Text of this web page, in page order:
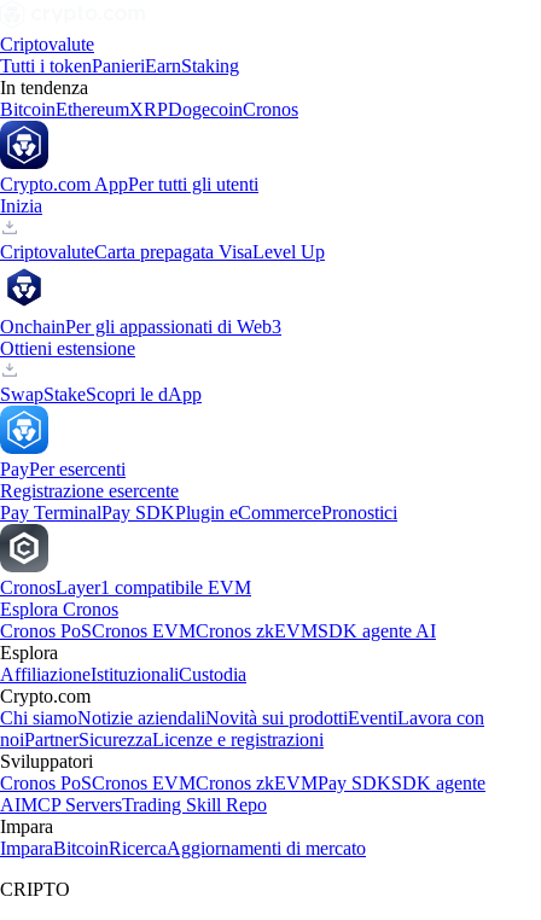
Criptovalute
Tutti i tokenPanieriEarnStaking
In tendenza
BitcoinEthereumXRPDogecoinCronos
Crypto.com AppPer tutti gli utenti
Inizia
CriptovaluteCarta prepagata VisaLevel Up
OnchainPer gli appassionati di Web3
Ottieni estensione
SwapStakeScopri le dApp
PayPer esercenti
Registrazione esercente
Pay TerminalPay SDKPlugin eCommercePronostici
CronosLayer1 compatibile EVM
Esplora Cronos
Cronos PoSCronos EVMCronos zkEVMSDK agente AI
Esplora
AffiliazioneIstituzionaliCustodia
Crypto.com
Chi siamoNotizie aziendaliNovità sui prodottiEventiLavora con
noiPartnerSicurezzaLicenze e registrazioni
Sviluppatori
Cronos PoSCronos EVMCronos zkEVMPay SDKSDK agente
AIMCP ServersTrading Skill Repo
Impara
ImparaBitcoinRicercaAggiornamenti di mercato
CRIPTO